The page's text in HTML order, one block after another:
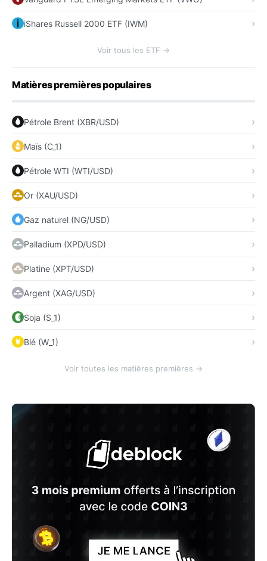
iShares Russell 2000 ETF (IWM)
Voir tous les ETF →
Matières premières populaires
Pétrole Brent (XBR/USD)
Maïs (C_1)
Pétrole WTI (WTI/USD)
Or (XAU/USD)
Gaz naturel (NG/USD)
Palladium (XPD/USD)
Platine (XPT/USD)
Argent (XAG/USD)
Soja (S_1)
Blé (W_1)
Voir toutes les matières premières →